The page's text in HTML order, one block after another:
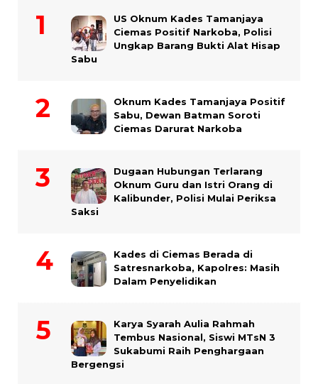
US Oknum Kades Tamanjaya
Ciemas Positif Narkoba, Polisi
Ungkap Barang Bukti Alat Hisap
Sabu
Oknum Kades Tamanjaya Positif
Sabu, Dewan Batman Soroti
Ciemas Darurat Narkoba
Dugaan Hubungan Terlarang
Oknum Guru dan Istri Orang di
Kalibunder, Polisi Mulai Periksa
Saksi
Kades di Ciemas Berada di
Satresnarkoba, Kapolres: Masih
Dalam Penyelidikan
Karya Syarah Aulia Rahmah
Tembus Nasional, Siswi MTsN 3
Sukabumi Raih Penghargaan
Bergengsi